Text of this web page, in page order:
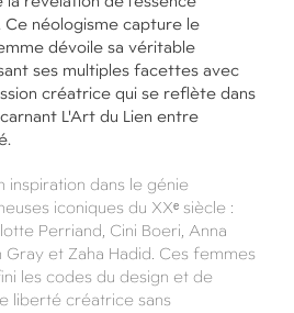
néologisme capture le
dévoile sa véritable
ses multiples facettes avec
créatrice qui se reflète dans
L'Art du Lien entre
inspiration dans le génie
iconiques du XXᵉ siècle :
Perriand, Cini Boeri, Anna
Gray et Zaha Hadid. Ces femmes
les codes du design et de
liberté créatrice sans